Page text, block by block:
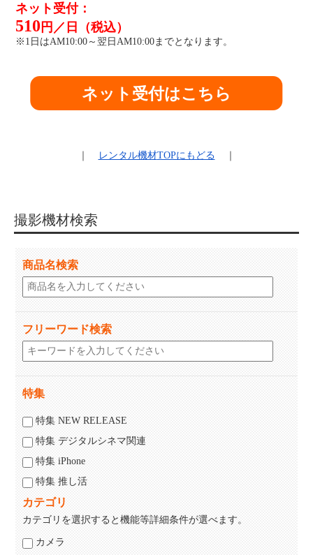
ネット受付：
510 円／日（税込）
※1日はAM10:00～翌日AM10:00までとなります。
ネット受付はこちら
レンタル機材TOPにもどる
撮影機材検索
商品名検索
フリーワード検索
特集
特集 NEW RELEASE
特集 デジタルシネマ関連
特集 iPhone
特集 推し活
カテゴリ
カテゴリを選択すると機能等詳細条件が選べます。
カメラ